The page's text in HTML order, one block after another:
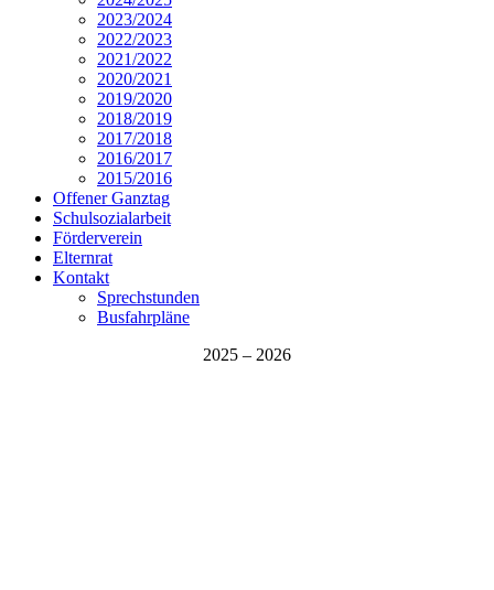
2023/2024
2022/2023
2021/2022
2020/2021
2019/2020
2018/2019
2017/2018
2016/2017
2015/2016
Offener Ganztag
Schulsozialarbeit
Förderverein
Elternrat
Kontakt
Sprechstunden
Busfahrpläne
2025 – 2026